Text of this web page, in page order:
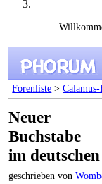
Forenliste >
Neuer
Buchstabe
im
geschrieben von